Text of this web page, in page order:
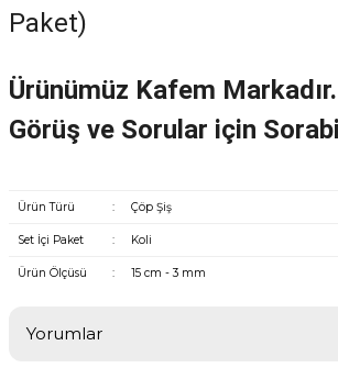
Paket)
Ürünümüz Kafem Markadır.
Görüş ve Sorular için
Ürün Türü : Çöp Şiş
Set İçi Paket : Koli
Ürün Ölçüsü : 15 cm - 3 mm
Yorumlar